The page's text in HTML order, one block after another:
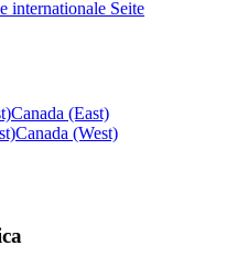
internationale Seite
Canada (East)
Canada (West)